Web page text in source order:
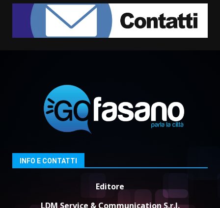
2
Serie D, l’Us Fasano non molla e
conferma di voler ricorrere per
ottenere l’iscrizione
8 Agosto 2026 19:55
Savelletri
8 Agosto 2026 11:00
4
Savelletri in festa, domani sera
Politiche Giovanili e Mobilità
Sostenibile: premiati gli studenti
universitari del bando “La strada
INFO E CONTATTI
Editore
LDM Service & Communication S.r.l.